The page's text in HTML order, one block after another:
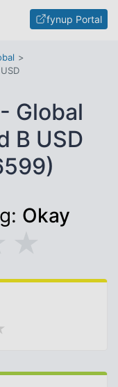
fynup Portal
Global
B USD
Okay